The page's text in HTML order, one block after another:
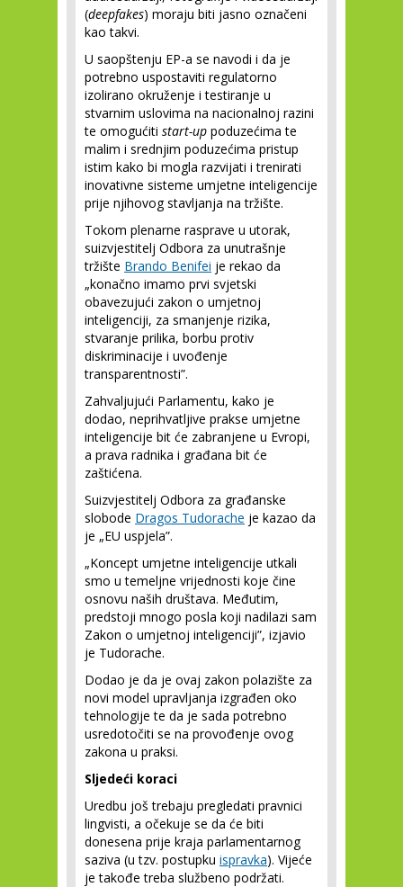
(deepfakes) moraju biti jasno označeni
kao takvi.
U saopštenju EP-a se navodi i da je
potrebno uspostaviti regulatorno
izolirano okruženje i testiranje u
stvarnim uslovima na nacionalnoj razini
te omogućiti start-up poduzećima te
malim i srednjim poduzećima pristup
istim kako bi mogla razvijati i trenirati
inovativne sisteme umjetne inteligencije
prije njihovog stavljanja na tržište.
Tokom plenarne rasprave u utorak,
suizvjestitelj Odbora za unutrašnje
tržište Brando Benifei je rekao da
„konačno imamo prvi svjetski
obavezujući zakon o umjetnoj
inteligenciji, za smanjenje rizika,
stvaranje prilika, borbu protiv
diskriminacije i uvođenje
transparentnosti”.
Zahvaljujući Parlamentu, kako je
dodao, neprihvatljive prakse umjetne
inteligencije bit će zabranjene u Evropi,
a prava radnika i građana bit će
zaštićena.
Suizvjestitelj Odbora za građanske
slobode Dragos Tudorache je kazao da
je „EU uspjela”.
„Koncept umjetne inteligencije utkali
smo u temeljne vrijednosti koje čine
osnovu naših društava. Međutim,
predstoji mnogo posla koji nadilazi sam
Zakon o umjetnoj inteligenciji”, izjavio
je Tudorache.
Dodao je da je ovaj zakon polazište za
novi model upravljanja izgrađen oko
tehnologije te da je sada potrebno
usredotočiti se na provođenje ovog
zakona u praksi.
Sljedeći koraci
Uredbu još trebaju pregledati pravnici
lingvisti, a očekuje se da će biti
donesena prije kraja parlamentarnog
saziva (u tzv. postupku ispravka). Vijeće
je takođe treba službeno podržati.